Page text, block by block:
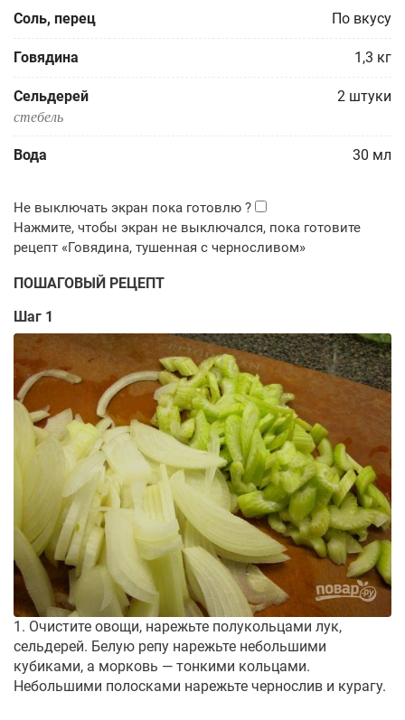
Соль, перец По вкусу
Говядина 1,3 кг
Сельдерей 2 штуки
стебель
Вода 30 мл
ПОШАГОВЫЙ РЕЦЕПТ
Шаг 1
1. Очистите овощи, нарежьте полукольцами лук,
сельдерей. Белую репу нарежьте небольшими
кубиками, а морковь — тонкими кольцами.
Небольшими полосками нарежьте чернослив и курагу.